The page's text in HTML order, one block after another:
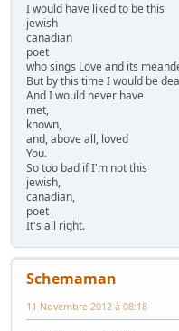
I would have liked to be this
jewish
canadian
poet
who sings Love and its
But by this time I would be
And I would never have
met,
known,
and, above all, loved
You.
So too bad if I'm not this
jewish,
canadian,
poet
It's all right.
Schemaman
11 Novembre 2012 à 08:18